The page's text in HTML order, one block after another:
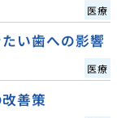
医療
い歯への影響
医療
善策